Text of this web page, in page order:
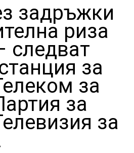
задръжки
риза
следват
за
за
за
за